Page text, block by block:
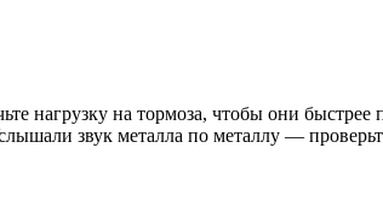
нагрузку на тормоза, чтобы они
звук металла по металлу —